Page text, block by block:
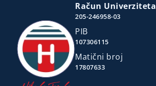
Račun Univerziteta
205-246958-03
PIB
107306115
Matični broj
17807633